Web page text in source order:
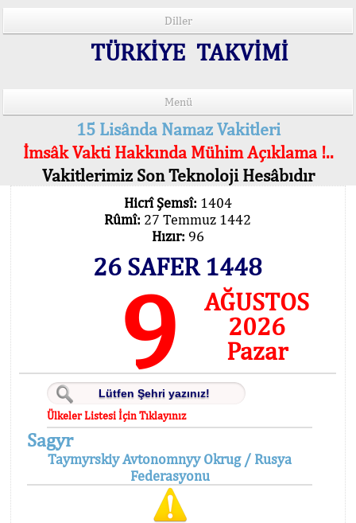
Diller
TÜRKİYE TAKVİMİ
Menü
15 Lisânda Namaz Vakitleri
İmsâk Vakti Hakkında Mühim Açıklama !..
Vakitlerimiz Son Teknoloji Hesâbıdır
Hicrî Şemsî: 1404
Rûmî: 27 Temmuz 1442
Hızır: 96
26 SAFER 1448
9
AĞUSTOS
2026
Pazar
Ülkeler Listesi İçin Tıklayınız
Sagyr
Taymyrskiy Avtonomnyy Okrug / Rusya
Federasyonu